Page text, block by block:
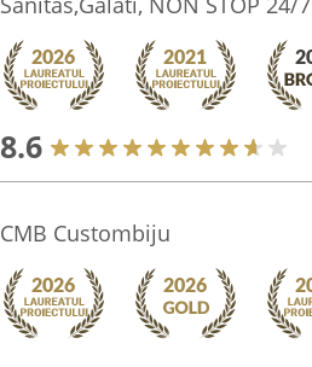
8.6
CMB Custombiju